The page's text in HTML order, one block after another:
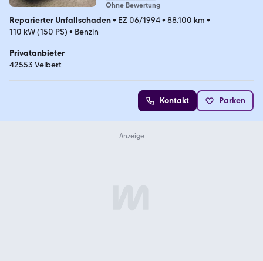
Ohne Bewertung
Reparierter Unfallschaden• EZ 06/1994• 88.100 km •
110 kW (150 PS) • Benzin
Privatanbieter
42553 Velbert
Kontakt Parken